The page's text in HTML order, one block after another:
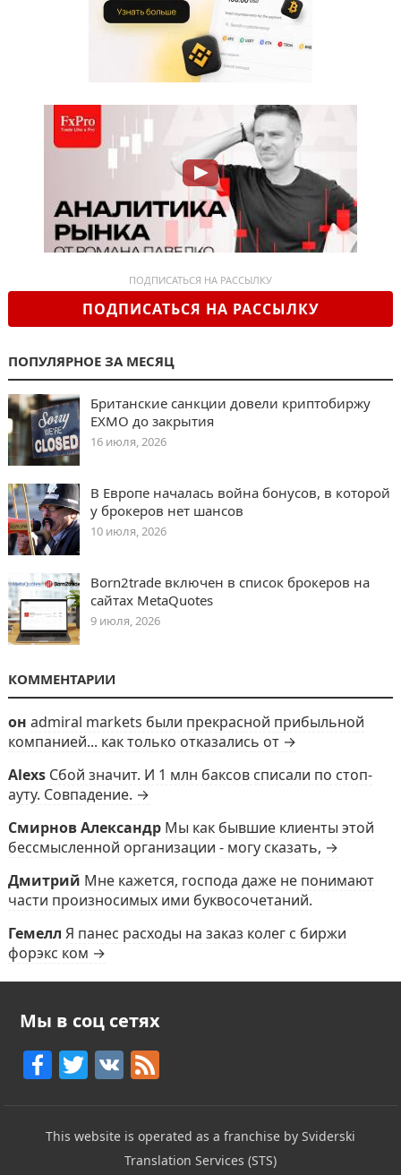
ПОДПИСАТЬСЯ НА РАССЫЛКУ
ПОДПИСАТЬСЯ НА РАССЫЛКУ
ПОПУЛЯРНОЕ ЗА МЕСЯЦ
Британские санкции довели криптобиржу
EXMO до закрытия
16 июля, 2026
В Европе началась война бонусов, в которой
у брокеров нет шансов
10 июля, 2026
Born2trade включен в список брокеров на
сайтах MetaQuotes
9 июля, 2026
КОММЕНТАРИИ
он admiral markets были прекрасной прибыльной
компанией... как только отказались от →
Alexs Сбой значит. И 1 млн баксов списали по стоп-
ауту. Совпадение. →
Смирнов Александр Мы как бывшие клиенты этой
бессмысленной организации - могу сказать, →
Дмитрий Мне кажется, господа даже не понимают
части произносимых ими буквосочетаний.
Гемелл Я панес расходы на заказ колег с биржи
форэкс ком →
Мы в соц сетях
F
c
e
T
itt
er
V F
e
d
This website is operated as a franchise by Sviderski
Translation Services (STS)